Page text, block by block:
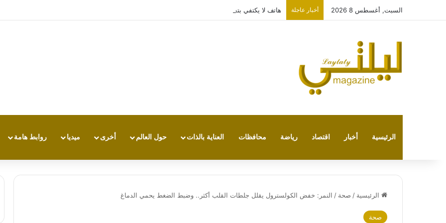
السبت, أغسطس 8 2026 أخبار عاجلة هاتف لا يكتفي بتشغيل نفسه: تجربة طاقة متقدمة مع HONOR X7e Plus 5G
الرئيسية أخبار اقتصاد رياضة محافظات العناية بالذات حول العالم أخرى ميديا روابط هامة
الرئيسية / صحة / النمر: خفض الكولسترول يقلل جلطات القلب أكثر.. وضبط الضغط يحمي الدماغ
صحة